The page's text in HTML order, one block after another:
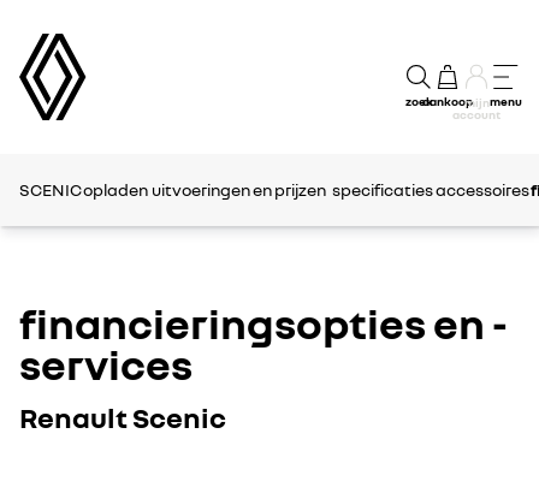
zoekaankoopmijn
account
menu
SCENICopladen uitvoeringen en prijzen specificatiesaccessoires
financieringsopties en -
services
Renault Scenic